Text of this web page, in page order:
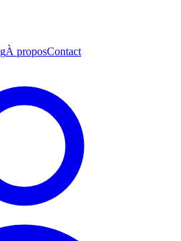
À proposContact